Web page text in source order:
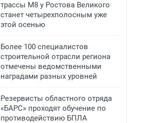
трассы М8 у Ростова Великого
станет четырехполосным уже
этой осенью
​Более 100 специалистов
строительной отрасли региона
отмечены ведомственными
наградами разных уровней
​Резервисты областного отряда
«БАРС» проходят обучение по
противодействию БПЛА